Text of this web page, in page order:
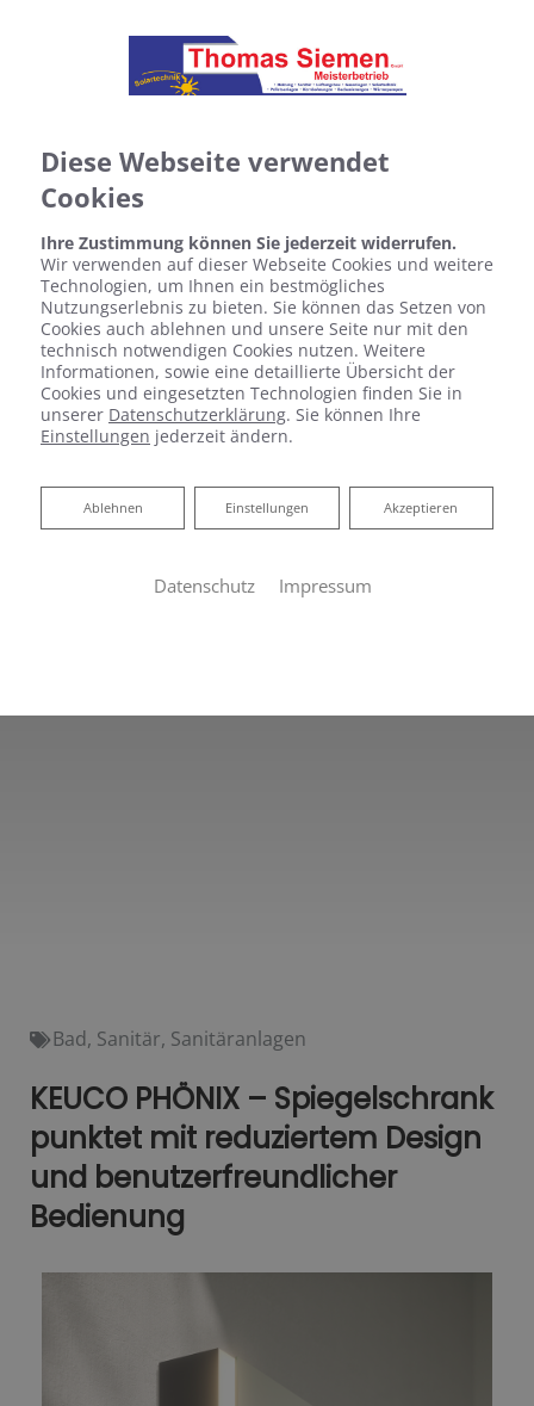
Bad, Sanitär, Sanitäranlagen
KEUCO PHÖNIX – Spiegelschrank
punktet mit reduziertem Design
und benutzerfreundlicher
Bedienung
Diese Webseite verwendet
Cookies
Ihre Zustimmung können Sie jederzeit widerrufen.
Wir verwenden auf dieser Webseite Cookies und weitere
Technologien, um Ihnen ein bestmögliches
Nutzungserlebnis zu bieten. Sie können das Setzen von
Cookies auch ablehnen und unsere Seite nur mit den
technisch notwendigen Cookies nutzen. Weitere
Informationen, sowie eine detaillierte Übersicht der
Cookies und eingesetzten Technologien finden Sie in
unserer Datenschutzerklärung. Sie können Ihre
Einstellungen jederzeit ändern.
Akzeptieren
Einstellungen
Ablehnen
Ablehnen
Datenschutz Impressum